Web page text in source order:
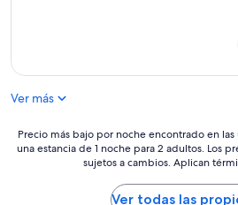
Ver más
Precio
más
Precio más bajo por noche encontrado en
una estancia de 1 noche para 2 adultos. Los
sujetos a cambios. Aplican
Ver todas las